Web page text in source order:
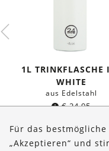
1L TRINKFLASCHE
WHITE
aus Edelstahl
€24,95
Für das
„Akzeptieren“ und